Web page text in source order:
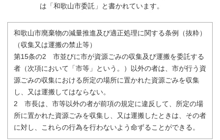
は「和歌山市委託」と書かれています。
和歌山市廃棄物の減量推進及び適正処理に関する条例（抜粋）
（収集又は運搬の禁止等）
第15条の2 市並びに市が資源ごみの収集及び運搬を委託する
者（次項において「市等」という。）以外の者は、市が行う資
源ごみの収集における所定の場所に置かれた資源ごみを収集
し、又は運搬してはならない。
2 市長は、市等以外の者が前項の規定に違反して、所定の場
所に置かれた資源ごみを収集し、又は運搬したときは、その者
に対し、これらの行為を行わないよう命ずることができる。